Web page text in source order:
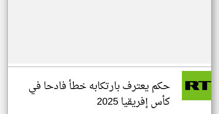
حكم يعترف بارتكابه خطأ فادحا في
كأس إفريقيا 2025